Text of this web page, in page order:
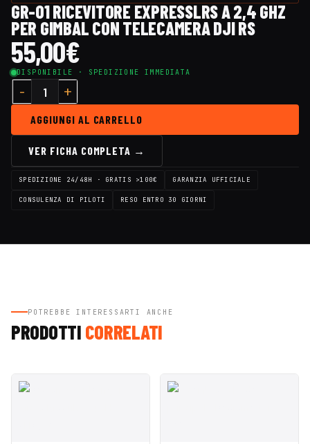
GR-01 RICEVITORE EXPRESSLRS A 2,4 GHZ
PER GIMBAL CON TELECAMERA DJI RS
55,00€
DISPONIBILE · SPEDIZIONE IMMEDIATA
AGGIUNGI AL CARRELLO
VER FICHA COMPLETA →
SPEDIZIONE 24/48H · GRATIS >100€ GARANZIA UFFICIALE
CONSULENZA DI PILOTI RESO ENTRO 30 GIORNI
POTREBBE INTERESSARTI ANCHE
PRODOTTI CORRELATI